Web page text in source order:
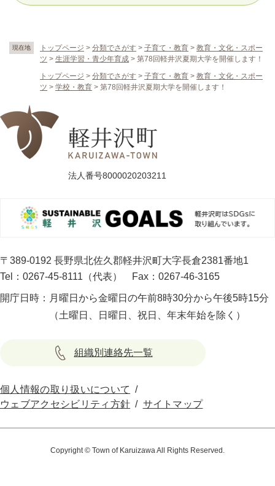
現在地 トップページ > 分類でさがす > 子育て・教育 > 教育・文化・スポー
ツ > 生涯学習・青少年育成 > 第78回軽井沢夏期大学を開催します！
トップページ > 分類でさがす > 子育て・教育 > 教育・文化・スポー
ツ > 学校・教育 > 第78回軽井沢夏期大学を開催します！
法人番号8000020203211
〒389-0192 長野県北佐久郡軽井沢町大字長倉2381番地1
Tel：0267-45-8111（代表）
Fax：0267-46-3165
開庁日時： 月曜日から金曜日の午前8時30分から午後5時15分
（土曜日、日曜日、祝日、年末年始を除く）
組織別連絡先一覧
個人情報の取り扱いについて
ウェブアクセシビリティ方針
サイトマップ
Copyright © Town of Karuizawa All Rights Reserved.